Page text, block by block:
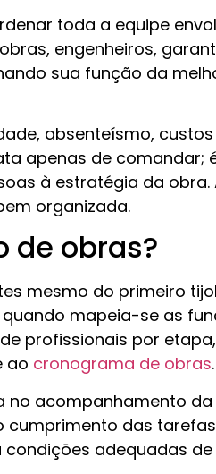
toda a equipe
engenheiros,
sua função da
absenteísmo,
apenas de comandar;
à estratégia da obra.
organizada.
de obras?
mesmo do primeiro
mapeia-se as
profissionais por
ao cronograma de obras.
no acompanhamento da
cumprimento das
adequadas